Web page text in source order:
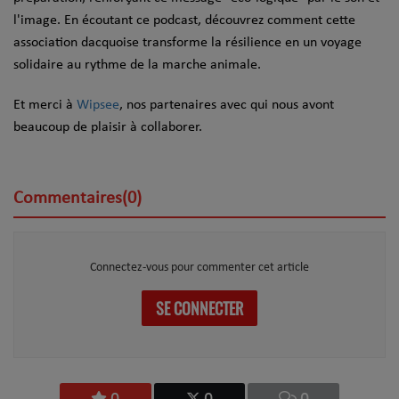
l'image. En écoutant ce podcast, découvrez comment cette
association dacquoise transforme la résilience en un voyage
solidaire au rythme de la marche animale.
Et merci à Wipsee, nos partenaires avec qui nous avont
beaucoup de plaisir à collaborer.
Commentaires(0)
Connectez-vous pour commenter cet article
SE CONNECTER